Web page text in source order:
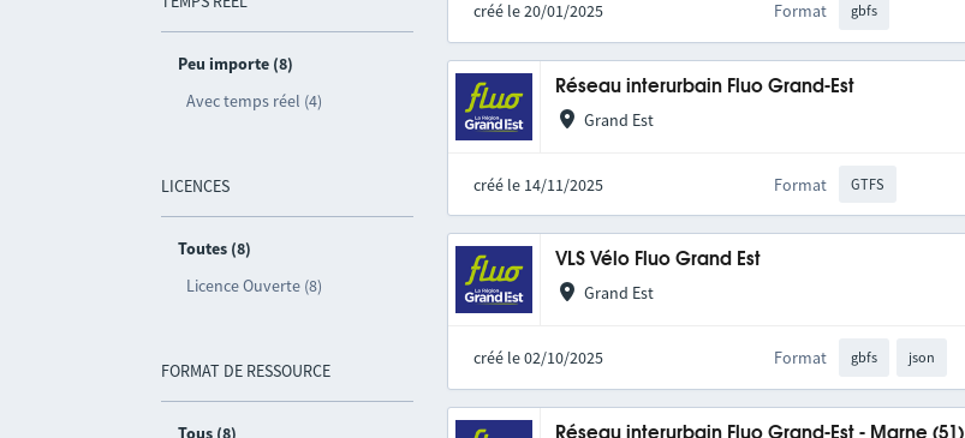
Peu importe (8)
Avec temps réel (4)
LICENCES
Toutes (8)
Licence Ouverte (8)
FORMAT DE RESSOURCE
Tous (8)
créé le 20/01/2025 Format gbfs
Réseau interurbain Fluo Grand-Est
Grand Est
créé le 14/11/2025 Format GTFS
VLS Vélo Fluo Grand Est
Grand Est
créé le 02/10/2025 Format gbfs json
Réseau interurbain Fluo Grand-Est - Marne (51)